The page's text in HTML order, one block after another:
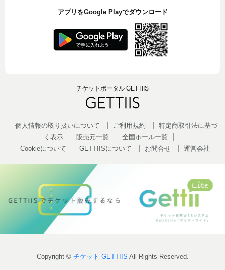
アプリをGoogle Playでダウンロード
チケットポータル GETTIIS
個人情報の取り扱いについて ご利用規約
特定商取引法に基づ
く表示
販売元一覧
全国ホールー覧
Cookieについて
GETTIISについて お問合せ 運営会社
Copyright © チケット GETTIIS All Rights Reserved.